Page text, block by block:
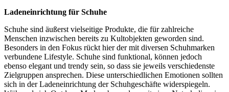
Ladeneinrichtung für Schuhe
Schuhe sind äußerst vielseitige Produkte, die für zahlreiche
Menschen inzwischen bereits zu Kultobjekten geworden sind.
Besonders in den Fokus rückt hier der mit diversen Schuhmarken
verbundene Lifestyle. Schuhe sind funktional, können jedoch
ebenso elegant und trendy sein, so dass sie jeweils verschiedenste
Zielgruppen ansprechen. Diese unterschiedlichen Emotionen sollten
sich in der Ladeneinrichtung der Schuhgeschäfte widerspiegeln.